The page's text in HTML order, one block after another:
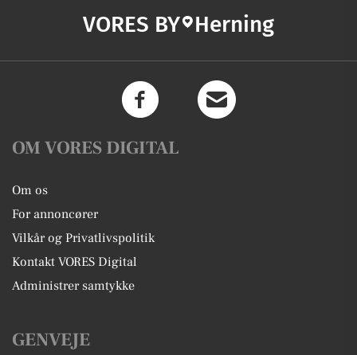
VORES BY Herning
OM VORES DIGITAL
Om os
For annoncører
Vilkår og Privatlivspolitik
Kontakt VORES Digital
Administrer samtykke
GENVEJE